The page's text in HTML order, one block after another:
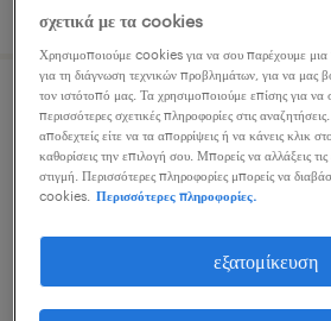
account manager (it
athens, attica
μόνιμη
σχετικά με τα cookies
Χρησιμοποιούμε cookies για να σου παρέχουμε μια
για τη διάγνωση τεχνικών προβλημάτων, για να μας
τον ιστότοπό μας. Τα χρησιμοποιούμε επίσης για
περισσότερες σχετικές πληροφορίες στις
αποδεχτείς είτε να τα απορρίψεις ή να κάνεις κλικ
καθορίσεις την επιλογή σου. Μπορείς να αλλάξεις
στιγμή. Περισσότερες πληροφορίες μπορείς να
cookies.
Περισσότερες πληροφορίες.
εξατομίκευση